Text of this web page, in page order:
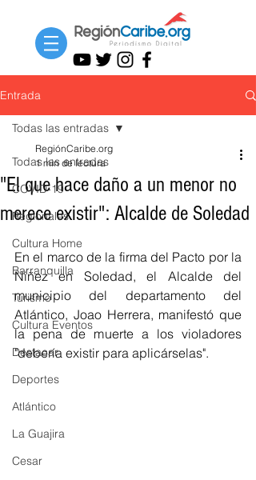
Entrada
Todas las entradas
COVID-19
Regionales
Cultura Home
Barranquilla
Turismo
Cultura Eventos
Destacar
Deportes
Atlántico
La Guajira
Cesar
Todas las entradas
"El que hace daño a un menor no
merece existir": Alcalde de Soledad
RegiónCaribe.org
1 min de lectura
En el marco de la firma del Pacto por la
Niñez en Soledad, el Alcalde del
municipio del departamento del
Atlántico, Joao Herrera, manifestó que
la pena de muerte a los violadores
"debería existir para aplicárselas".